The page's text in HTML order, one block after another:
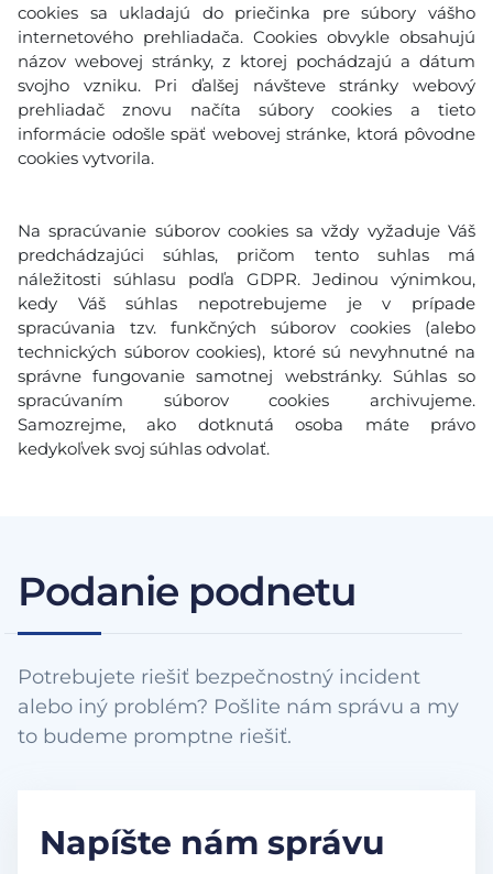
cookies sa ukladajú do priečinka pre súbory vášho
internetového prehliadača. Cookies obvykle obsahujú
názov webovej stránky, z ktorej pochádzajú a dátum
svojho vzniku. Pri ďalšej návšteve stránky webový
prehliadač znovu načíta súbory cookies a tieto
informácie odošle späť webovej stránke, ktorá pôvodne
cookies vytvorila.
Na spracúvanie súborov cookies sa vždy vyžaduje Váš
predchádzajúci súhlas, pričom tento suhlas má
náležitosti súhlasu podľa GDPR. Jedinou výnimkou,
kedy Váš súhlas nepotrebujeme je v prípade
spracúvania tzv. funkčných súborov cookies (alebo
technických súborov cookies), ktoré sú nevyhnutné na
správne fungovanie samotnej webstránky. Súhlas so
spracúvaním súborov cookies archivujeme.
Samozrejme, ako dotknutá osoba máte právo
kedykoľvek svoj súhlas odvolať.
Podanie podnetu
Potrebujete riešiť bezpečnostný incident
alebo iný problém? Pošlite nám správu a my
to budeme promptne riešiť.
Napíšte nám správu